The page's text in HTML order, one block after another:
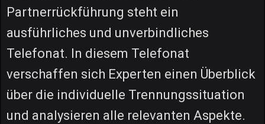
Partnerrückführung steht ein
ausführliches und unverbindliches
Telefonat. In diesem Telefonat
verschaffen sich Experten einen Überblick
über die individuelle Trennungssituation
und analysieren alle relevanten Aspekte.